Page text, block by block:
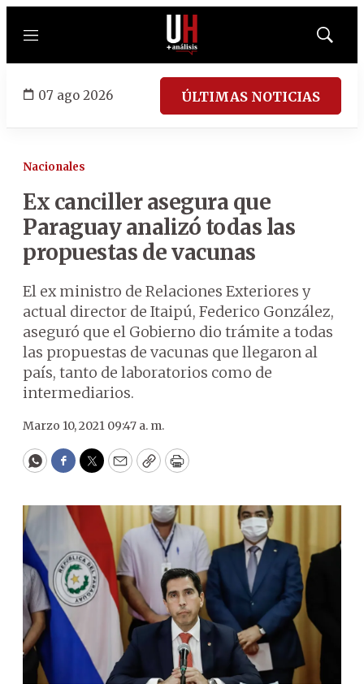
Menú
Mostrar
07 ago 2026 ÚLTIMAS NOTICIAS
Nacionales
Ex canciller asegura que
Paraguay analizó todas las
propuestas de vacunas
El ex ministro de Relaciones Exteriores y
actual director de Itaipú, Federico González,
aseguró que el Gobierno dio trámite a todas
las propuestas de vacunas que llegaron al
país, tanto de laboratorios como de
intermediarios.
Marzo 10, 2021 09:47 a. m.
WhatsApp
Facebook
Twitter
EmailCopyPrint